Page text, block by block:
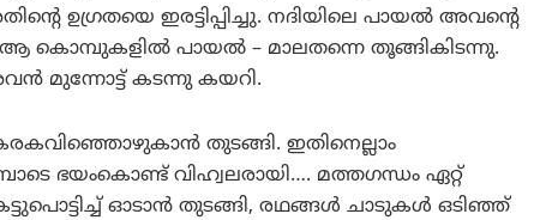
ഉഗ്രതയെ ഇരട്ടിപ്പിച്ചു. നദിയിലെ പായല്‍ അവന്റെ
ആ കൊമ്പുകളില്‍ പായല്‍ – മാലതന്നെ തൂങ്ങികിടന്നു.
മുന്നോട്ട് കടന്നു കയറി.
തുടങ്ങി. ഇതിനെല്ലാം
ഭയംകൊണ്ട് വിഹ്വലരായി…. മത്തഗന്ധം ഏറ്റ്
ഓടാന്‍ തുടങ്ങി, രഥങ്ങള്‍ ചാടുകള്‍ ഒടിഞ്ഞ്